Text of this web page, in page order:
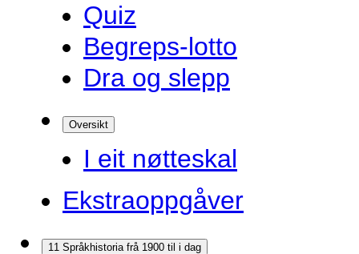
Quiz
Begreps-lotto
Dra og slepp
Oversikt
I eit nøtteskal
Ekstraoppgåver
11 Språkhistoria frå 1900 til i dag